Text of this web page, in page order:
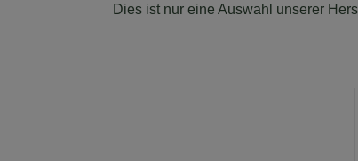
Dies ist nur eine Auswahl unserer